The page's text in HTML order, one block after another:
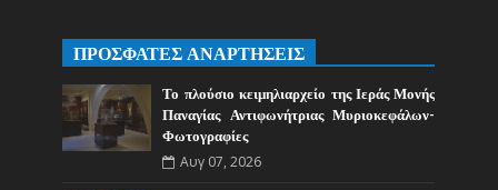
ΠΡΟΣΦΑΤΕΣ ΑΝΑΡΤΗΣΕΙΣ
Το πλούσιο κειμηλιαρχείο της Ιεράς Μονής
Παναγίας Αντιφωνήτριας Μυριοκεφάλων-
Φωτογραφίες
Αυγ 07, 2026